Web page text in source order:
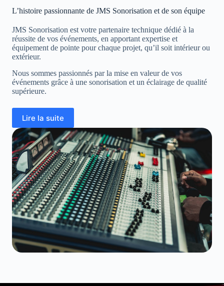
L’histoire passionnante de JMS Sonorisation et de son équipe
JMS Sonorisation est votre partenaire technique dédié à la
réussite de vos événements, en apportant expertise et
équipement de pointe pour chaque projet, qu’il soit intérieur ou
extérieur.
Nous sommes passionnés par la mise en valeur de vos
événements grâce à une sonorisation et un éclairage de qualité
supérieure.
Lire la suite